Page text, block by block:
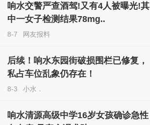
响水交警严查酒驾!又有4人被曝光!其
中一女子检测结果78mg..
8-7 网友报料
后续！响水东园街破损围栏已修复，
私占车位乱象仍存在！
8-3 小水．
响水清源高级中学16岁女孩确诊急性